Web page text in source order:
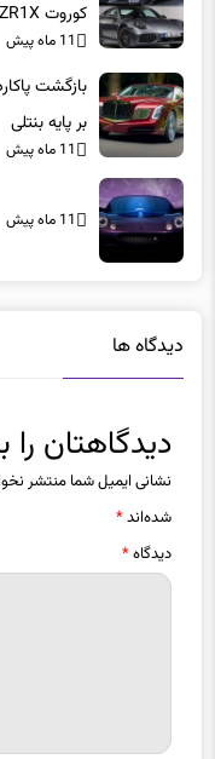
کوروت ZR1X؟
11 ماه پیش
بر پایه بنتلی
11 ماه پیش
11 ماه پیش
دیدگاه ها
دیدگاهتان را
نشانی ایمیل شما منتشر
شده‌اند*
دیدگاه*